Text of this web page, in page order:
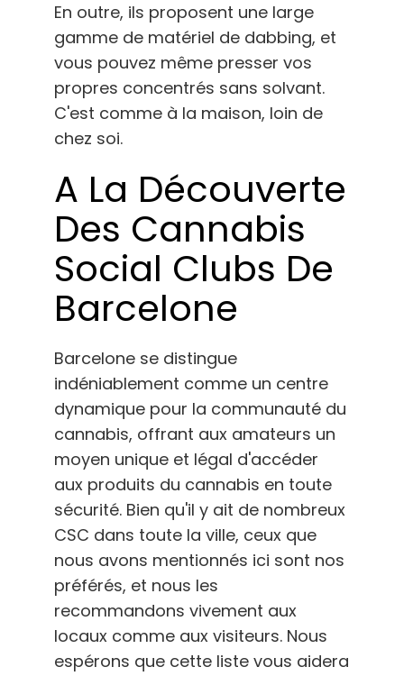
En outre, ils proposent une large
gamme de matériel de dabbing, et
vous pouvez même presser vos
propres concentrés sans solvant.
C'est comme à la maison, loin de
chez soi.
A La Découverte
Des Cannabis
Social Clubs De
Barcelone
Barcelone se distingue
indéniablement comme un centre
dynamique pour la communauté du
cannabis, offrant aux amateurs un
moyen unique et légal d'accéder
aux produits du cannabis en toute
sécurité. Bien qu'il y ait de nombreux
CSC dans toute la ville, ceux que
nous avons mentionnés ici sont nos
préférés, et nous les
recommandons vivement aux
locaux comme aux visiteurs. Nous
espérons que cette liste vous aidera